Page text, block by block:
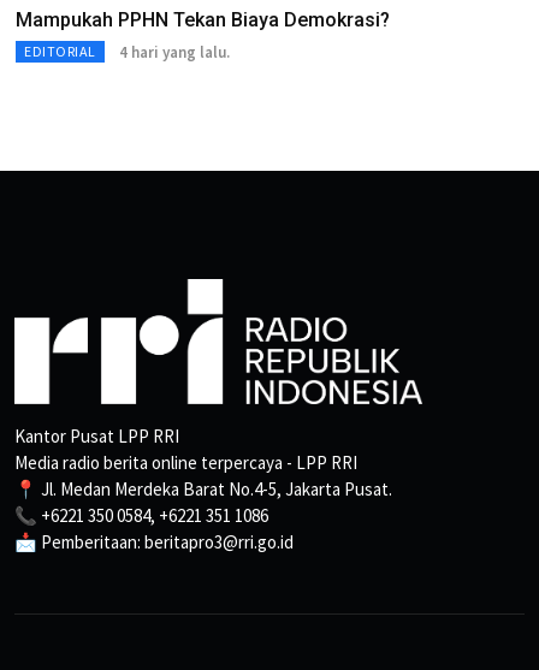
Mampukah PPHN Tekan Biaya Demokrasi?
EDITORIAL 4 hari yang lalu.
Kantor Pusat LPP RRI
Media radio berita online terpercaya - LPP RRI
📍 Jl. Medan Merdeka Barat No.4-5, Jakarta Pusat.
📞 +6221 350 0584, +6221 351 1086
📩 Pemberitaan: beritapro3@rri.go.id